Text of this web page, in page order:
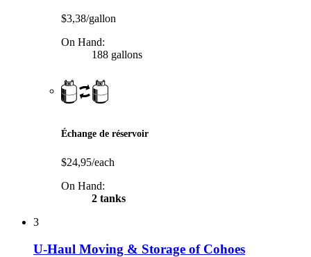
$3,38/gallon
On Hand:
188 gallons
Échange de réservoir
$24,95/each
On Hand:
2 tanks
3
U-Haul Moving & Storage of Cohoes